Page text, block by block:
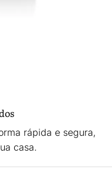
rápida e segura,
casa.